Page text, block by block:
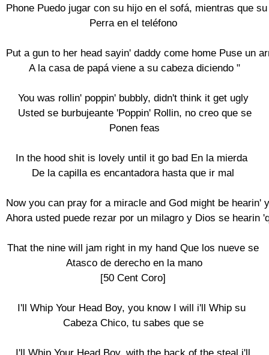
Phone Puedo jugar con su hijo en el sofá, mientras que
Perra en el teléfono
Put a gun to her head sayin' daddy come home Puse un
A la casa de papá viene a su cabeza diciendo "
You was rollin' poppin' bubbly, didn't think it get ugly
Usted se burbujeante 'Poppin' Rollin, no creo que se
Ponen feas
In the hood shit is lovely until it go bad En la mierda
De la capilla es encantadora hasta que ir mal
Now you can pray for a miracle and God might be hearin'
Ahora usted puede rezar por un milagro y Dios se hearin
That the nine will jam right in my hand Que los nueve se
Atasco de derecho en la mano
[50 Cent Coro]
I'll Whip Your Head Boy, you know I will i'll Whip su
Cabeza Chico, tu sabes que se